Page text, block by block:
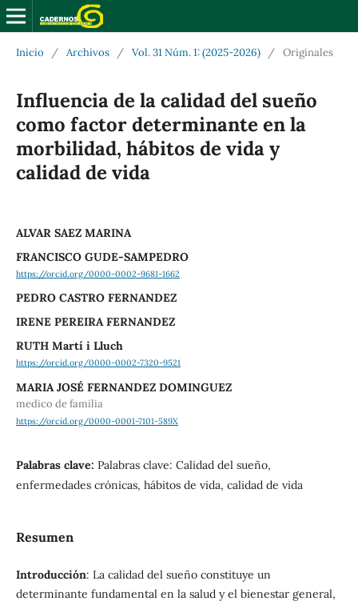
Inicio / Archivos / Vol. 31 Núm. 1: (2025-2026) / Originales
Influencia de la calidad del sueño
como factor determinante en la
morbilidad, hábitos de vida y
calidad de vida
ALVAR SAEZ MARINA
FRANCISCO GUDE-SAMPEDRO
https://orcid.org/0000-0002-9681-1662
PEDRO CASTRO FERNANDEZ
IRENE PEREIRA FERNANDEZ
RUTH Martí i Lluch
https://orcid.org/0000-0002-7320-9521
MARIA JOSÉ FERNANDEZ DOMINGUEZ
medico de familia
https://orcid.org/0000-0001-7101-589X
Palabras clave: Palabras clave: Calidad del sueño,
enfermedades crónicas, hábitos de vida, calidad de vida
Resumen
Introducción: La calidad del sueño constituye un
determinante fundamental en la salud y el bienestar general,